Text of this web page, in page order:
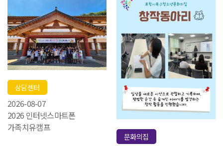
2026-08-07
2026 인터넷스마트폰
가족치유캠프
상담센터
문화의집